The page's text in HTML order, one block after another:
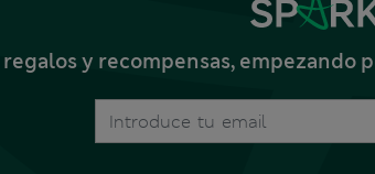
y recompensas, empezando